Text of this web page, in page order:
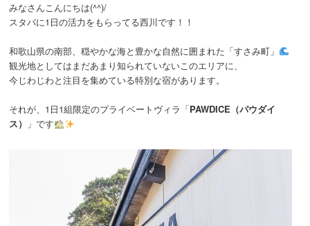
みなさんこんにちは(^^)/
スタバに1日の活力をもらってる西川です！！
和歌山県の南部、穏やかな海と豊かな自然に囲まれた「すさみ町」
観光地としてはまだあまり知られていないこのエリアに、
今じわじわと注目を集めている特別な宿があります。
それが、1日1組限定のプライベートヴィラ「PAWDICE（パウダイ
ス）
」です